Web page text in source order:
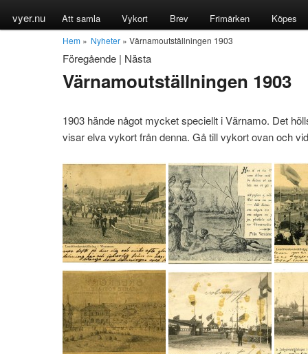
vyer.nu Att samla Vykort Brev Frimärken Köpes
Hem » Nyheter » Värnamoutställningen 1903
Föregående | Nästa
Värnamoutställningen 1903
1903 hände något mycket speciellt i Värnamo. Det
visar elva vykort från denna. Gå till vykort ovan och